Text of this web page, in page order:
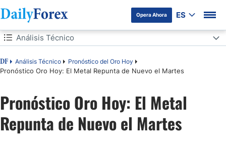
Opera Ahora ES
Tabla de contenidos
DF Análisis Técnico Pronóstico del Oro Hoy
Pronóstico Oro Hoy: El Metal Repunta de Nuevo el Martes
Análisis Técnico
Análisis Técnico
Pronóstico Oro Hoy: El Metal
Repunta de Nuevo el Martes